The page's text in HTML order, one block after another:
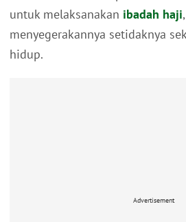
untuk melaksanakan ibadah haji
menyegerakannya setidaknya
hidup.
Advertisement